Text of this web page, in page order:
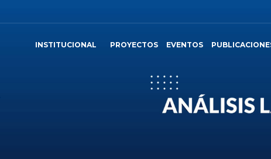
INSTITUCIONAL PROYECTOS EVENTOS